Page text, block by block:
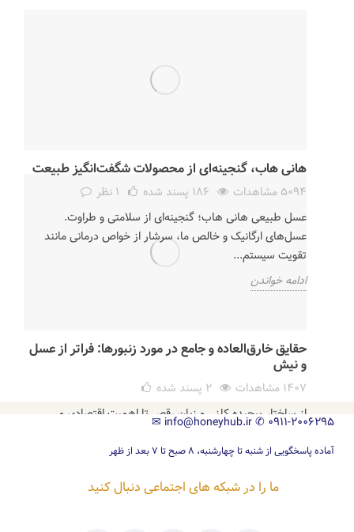
هانی هاب، گنجینه‌ای از محصولات شگفت‌انگیز طبیعت
5094 مشاهدات 186 پسند شده
1 نظر
عسل طبیعی هانی هاب؛ گنجینه‌ای از سلامتی و طراوت.
عسل‌های ارگانیک و خالص ما، سرشار از خواص درمانی مانند
تقویت سیستم...
ادامه خواندن
حقایق خارق‌العاده و جامع در مورد زنبورها: فراتر از عسل
و نیش
1407 مشاهدات 2 پسند شده
از ساختار پیچیده کلنی و زبان رقص تا اهمیت اقتصادی و
راهکارهای حفاظت از زنبورها. جامع‌ترین راهنمای فارسی برای
شناخت...
ادامه خواندن
0911-2006295
✆
info@honeyhub.ir
✉
آماده پاسخگویی از شنبه تا چهارشنبه، ۸ صبح تا ۷ بعد از ظهر
ما را در شبکه های اجتماعی دنبال کنید